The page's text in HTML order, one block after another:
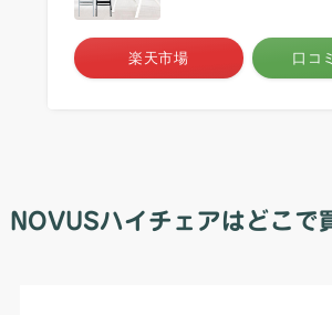
楽天市場 口コ
NOVUSハイチェアはどこで